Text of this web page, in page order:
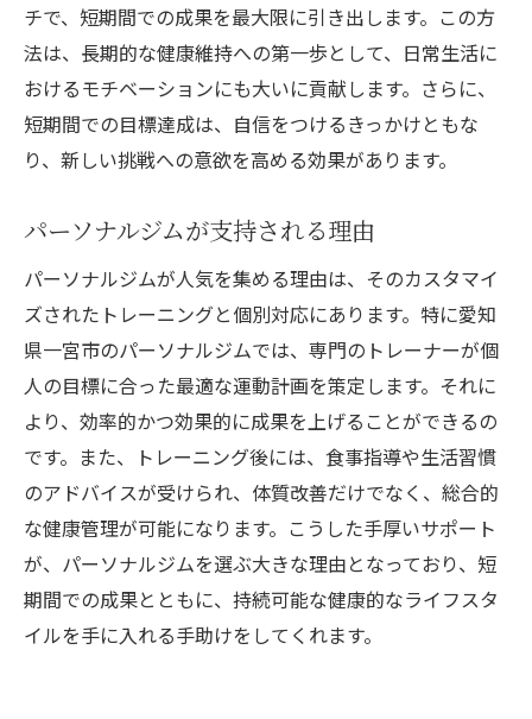
チで、短期間での成果を最大限に引き出します。この方
法は、長期的な健康維持への第一歩として、日常生活に
おけるモチベーションにも大いに貢献します。さらに、
短期間での目標達成は、自信をつけるきっかけともな
り、新しい挑戦への意欲を高める効果があります。
パーソナルジムが支持される理由
パーソナルジムが人気を集める理由は、そのカスタマイ
ズされたトレーニングと個別対応にあります。特に愛知
県一宮市のパーソナルジムでは、専門のトレーナーが個
人の目標に合った最適な運動計画を策定します。それに
より、効率的かつ効果的に成果を上げることができるの
です。また、トレーニング後には、食事指導や生活習慣
のアドバイスが受けられ、体質改善だけでなく、総合的
な健康管理が可能になります。こうした手厚いサポート
が、パーソナルジムを選ぶ大きな理由となっており、短
期間での成果とともに、持続可能な健康的なライフスタ
イルを手に入れる手助けをしてくれます。